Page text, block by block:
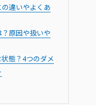
違いやよくあ
原因や扱いや
態？4つのダメ